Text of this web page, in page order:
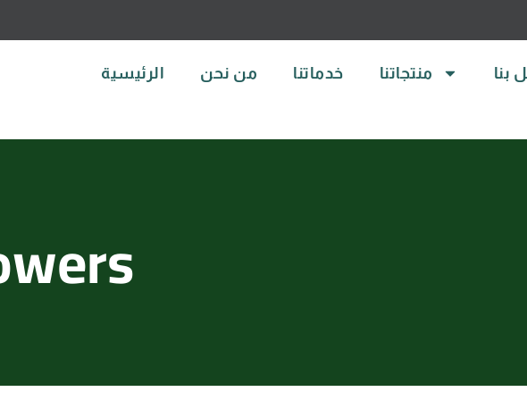
الرئيسية من نحن خدماتنا منتجاتنا بنا